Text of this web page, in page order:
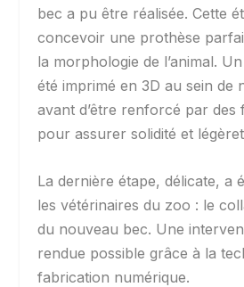
bec a pu être réalisée. Cette
concevoir une prothèse
la morphologie de l’animal.
été imprimé en 3D au sein de
avant d’être renforcé par des
pour assurer solidité et
La dernière étape, délicate, a
les vétérinaires du zoo : le
du nouveau bec. Une
rendue possible grâce à la
fabrication numérique.